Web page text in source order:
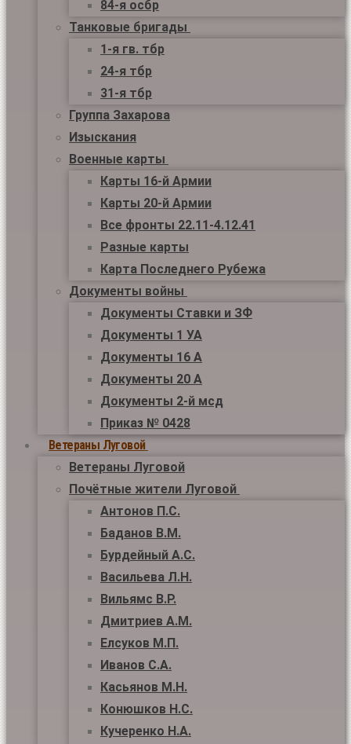
84-я осбр
Танковые бригады
1-я гв. тбр
24-я тбр
31-я тбр
Группа Захарова
Изыскания
Военные карты
Карты 16-й Армии
Карты 20-й Армии
Все фронты 22.11-4.12.41
Разные карты
Карта Последнего Рубежа
Документы войны
Документы Ставки и ЗФ
Документы 1 УА
Документы 16 А
Документы 20 А
Документы 2-й мсд
Приказ № 0428
Ветераны Луговой
Ветераны Луговой
Почётные жители Луговой
Антонов П.С.
Баданов В.М.
Бурдейный А.С.
Васильева Л.Н.
Вильямс В.Р.
Дмитриев А.М.
Елсуков М.П.
Иванов С.А.
Касьянов М.Н.
Конюшков Н.С.
Кучеренко Н.А.